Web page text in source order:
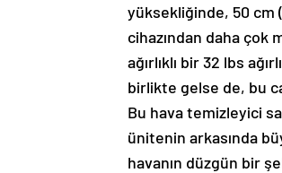
yüksekliğinde, 50 cm
cihazından daha çok
ağırlıklı bir 32 lbs
birlikte gelse de, bu
Bu hava temizleyici
ünitenin arkasında
havanın düzgün bir